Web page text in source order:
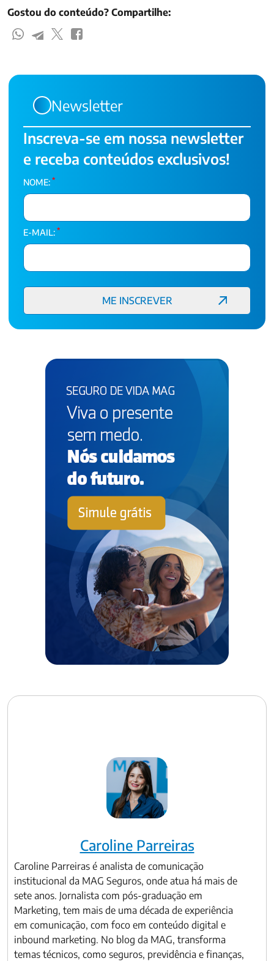
Gostou do conteúdo? Compartilhe:
Newsletter
Inscreva-se em nossa newsletter
e receba conteúdos exclusivos!
NOME: *
E-MAIL: *
Caroline Parreiras
Caroline Parreiras é analista de comunicação
institucional da MAG Seguros, onde atua há mais de
sete anos. Jornalista com pós-graduação em
Marketing, tem mais de uma década de experiência
em comunicação, com foco em conteúdo digital e
inbound marketing. No blog da MAG, transforma
temas técnicos, como seguros, previdência e finanças,